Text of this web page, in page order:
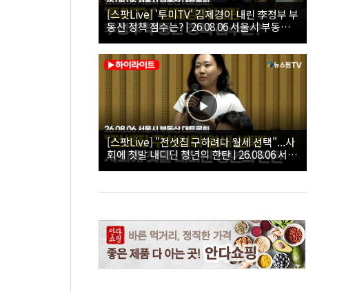
[스팟Live] '투미TV' 김제경이 내린 李정부 부
동산 정책 점수는? | 26.08.06 서울시 부동산
대토론회
[스팟Live] "전셋집 구하려다 월세 선택"...사
회에 첫발 내디딘 청년의 한탄 | 26.08.06 서울
시 부동산 대토론회